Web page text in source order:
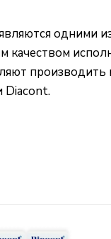
качеством
Diacont.